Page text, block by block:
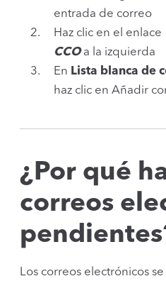
entrada de correo
Haz clic en el enlace
CCOa la izquierda
En Lista blanca de
haz clic en Añadir
¿Por qué
correos
Los correos electrónicos